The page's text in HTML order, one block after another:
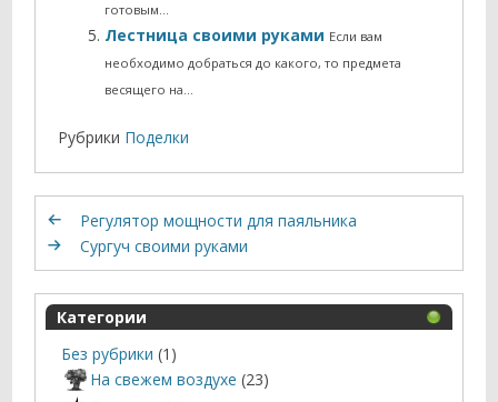
готовым…
Лестница своими руками Если вам
необходимо добраться до какого, то предмета
весящего на…
Рубрики Поделки
Регулятор мощности для паяльника
Сургуч своими руками
Категории
Без рубрики (1)
На свежем воздухе (23)